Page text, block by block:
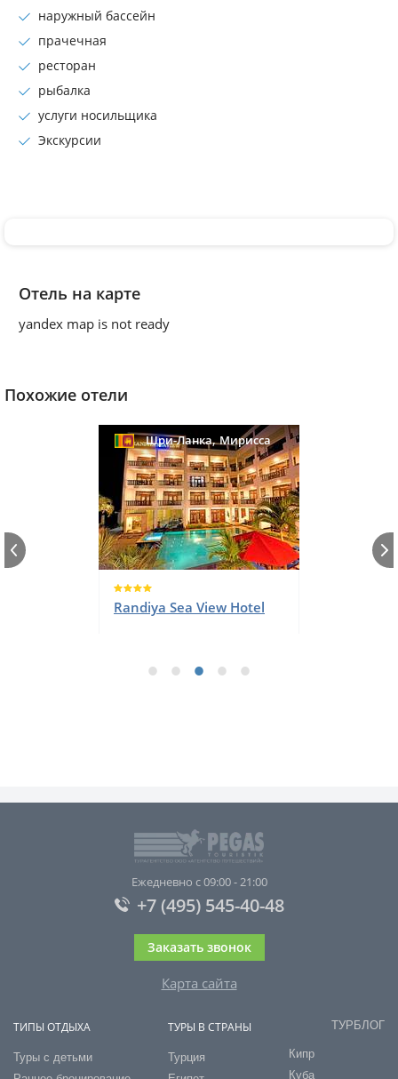
наружный бассейн
прачечная
ресторан
рыбалка
услуги носильщика
Экскурсии
Отель на карте
yandex map is not ready
Похожие отели
Шри-Ланка,Мирисса
Randiya Sea View Hotel
Ежедневно с 09:00 - 21:00
+7 (495) 545-40-48
Заказать звонок
Карта сайта
ТИПЫ ОТДЫХА
Туры с детьми
ТУРЫ В СТРАНЫ
Турция
ТУРБЛОГ
Кипр
Куба